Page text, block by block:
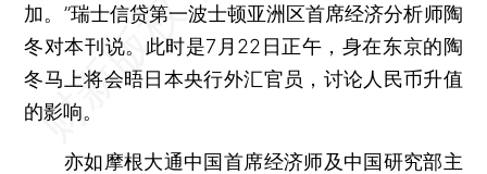
加。”瑞士信贷第一波士顿亚洲区首席经济分析师陶
冬对本刊说。此时是7月22日正午，身在东京的陶
冬马上将会晤日本央行外汇官员，讨论人民币升值
的影响。
亦如摩根大通中国首席经济师及中国研究部主